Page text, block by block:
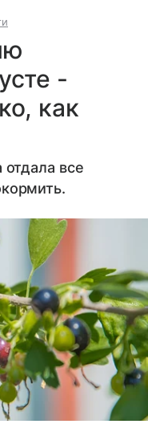
-
как
отдала все